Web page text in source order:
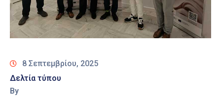
Αποφάσεις
Τηλέφωνα
8 Σεπτεμβρίου, 2025
Δελτία τύπου
By